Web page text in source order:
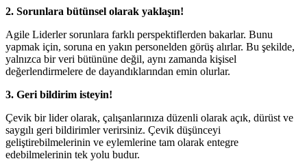
2. Sorunlara bütünsel olarak yaklaşın!
Agile Liderler sorunlara farklı perspektiflerden bakarlar. Bunu
yapmak için, soruna en yakın personelden görüş alırlar. Bu şekilde,
yalnızca bir veri bütününe değil, aynı zamanda kişisel
değerlendirmelere de dayandıklarından emin olurlar.
3. Geri bildirim isteyin!
Çevik bir lider olarak, çalışanlarınıza düzenli olarak açık, dürüst ve
saygılı geri bildirimler verirsiniz. Çevik düşünceyi
geliştirebilmelerinin ve eylemlerine tam olarak entegre
edebilmelerinin tek yolu budur.